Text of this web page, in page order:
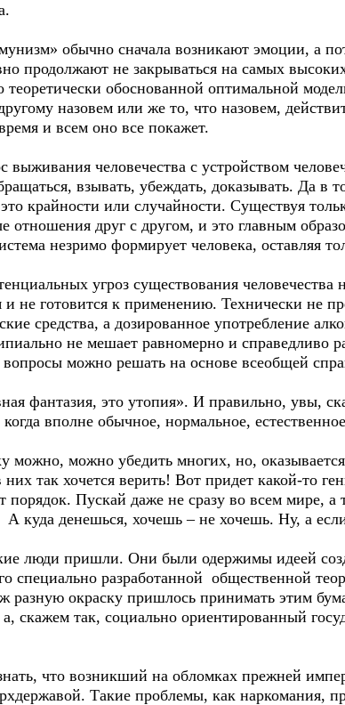
обычно сначала возникают эмоции, а
продолжают не закрываться на самых
обоснованной оптимальной
назовем или же то, что назовем,
и всем оно все покажет.
выживания человечества с устройством
взывать, убеждать, доказывать. Да в
крайности или случайности. Существуя
отношения друг с другом, и это главным
незримо формирует человека, оставляя
угроз существования
не готовится к применению. Технически не
средства, а дозированное употребление
не мешает равномерно и справедливо
можно решать на основе всеобщей
фантазия, это утопия». И правильно, увы,
когда вполне обычное, нормальное,
можно, можно убедить многих, но,
так хочется верить! Вот придет какой-то
порядок. Пускай даже не сразу во всем мире,
куда денешься, хочешь – не хочешь. Ну, а
люди пришли. Они были одержимы идеей
специально разработанной общественной
разную окраску пришлось принимать этим
скажем так, социально ориентированный
что возникший на обломках прежней
Такие проблемы, как наркомания,